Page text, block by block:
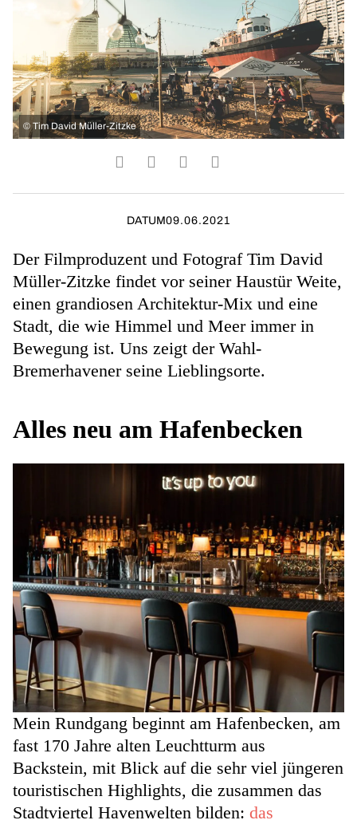
© Tim David Müller-Zitzke
DATUM09.06.2021
Der Filmproduzent und Fotograf Tim David
Müller-Zitzke findet vor seiner Haustür Weite,
einen grandiosen Architektur-Mix und eine
Stadt, die wie Himmel und Meer immer in
Bewegung ist. Uns zeigt der Wahl-
Bremerhavener seine Lieblingsorte.
Alles neu am Hafenbecken
Mein Rundgang beginnt am Hafenbecken, am
fast 170 Jahre alten Leuchtturm aus
Backstein, mit Blick auf die sehr viel jüngeren
touristischen Highlights, die zusammen das
Stadtviertel Havenwelten bilden: das